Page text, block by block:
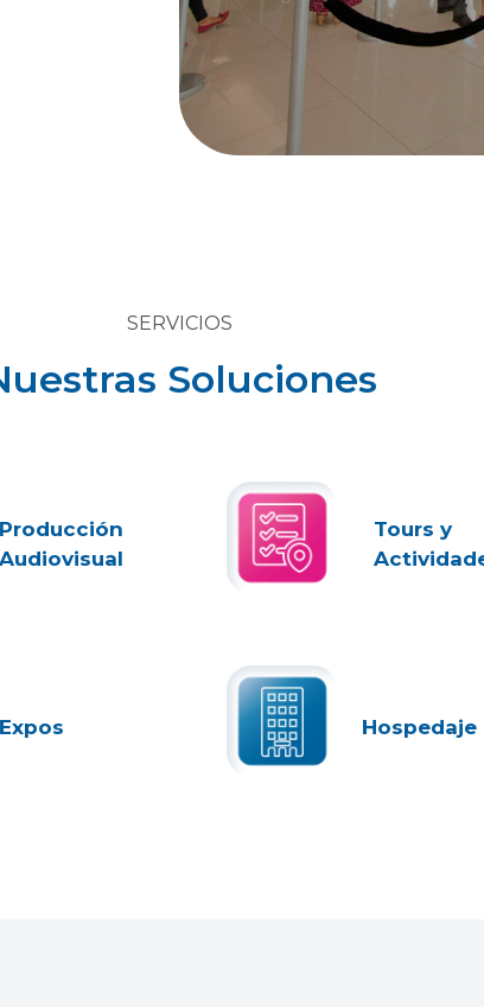
SERVICIOS
Soluciones
Producción
Audiovisual
Tours y
Expos Hospedaje